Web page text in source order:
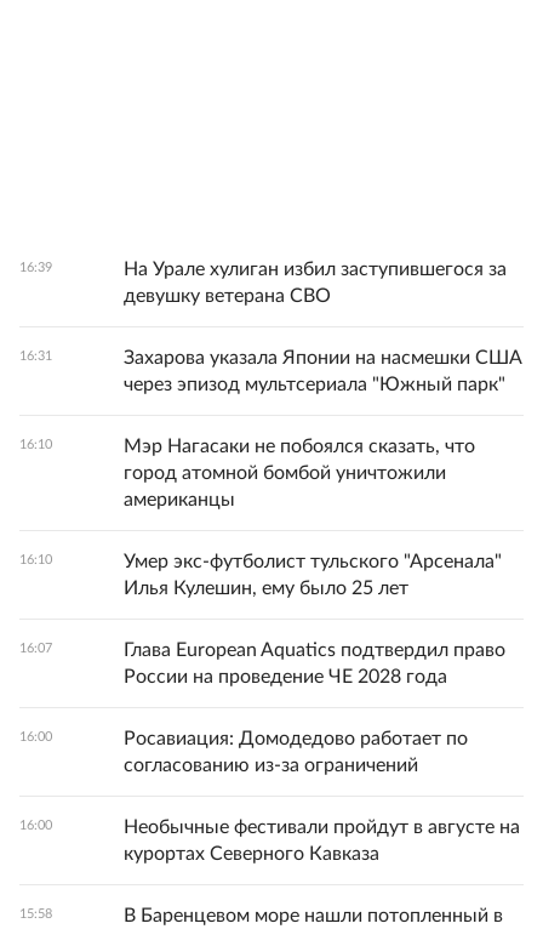
16:39
На Урале хулиган избил заступившегося за
девушку ветерана СВО
16:31
Захарова указала Японии на насмешки США
через эпизод мультсериала "Южный парк"
16:10
Мэр Нагасаки не побоялся сказать, что
город атомной бомбой уничтожили
американцы
16:10
Умер экс-футболист тульского "Арсенала"
Илья Кулешин, ему было 25 лет
16:07
Глава European Aquatics подтвердил право
России на проведение ЧЕ 2028 года
16:00
Росавиация: Домодедово работает по
согласованию из-за ограничений
16:00
Необычные фестивали пройдут в августе на
курортах Северного Кавказа
15:58
В Баренцевом море нашли потопленный в